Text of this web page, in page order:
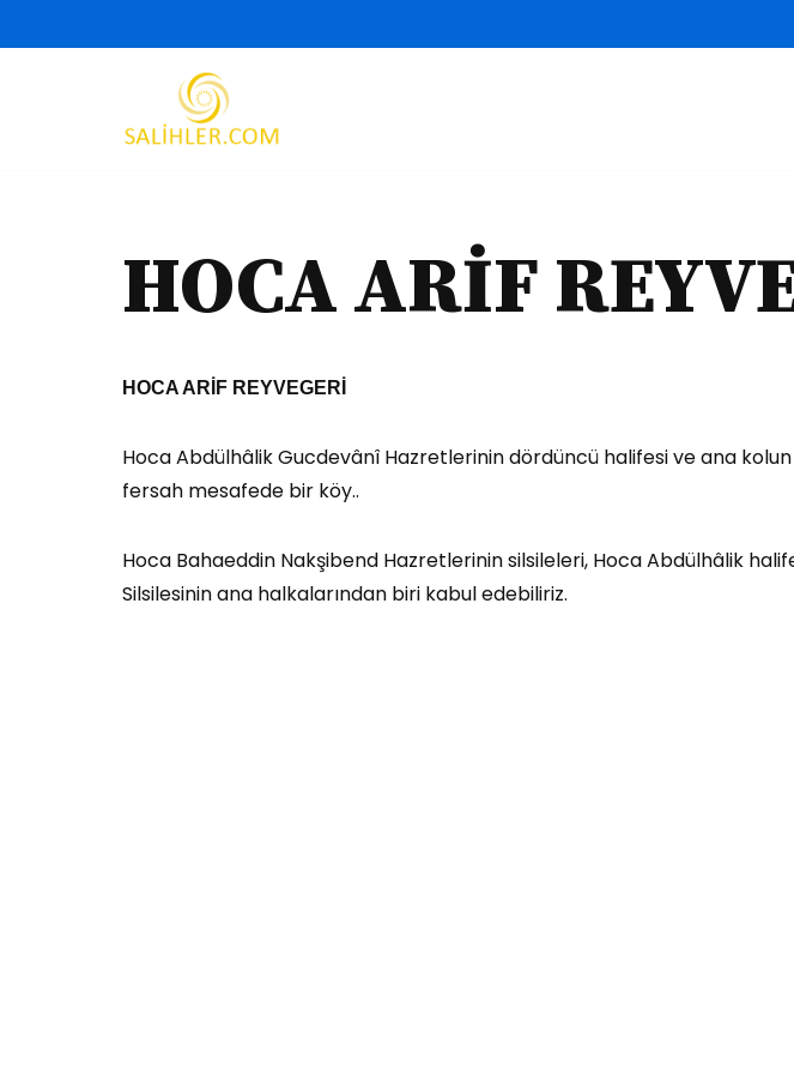
HOCA ARİF
HOCA ARİF REYVEGERİ
Hoca Abdülhâlik Gucdevânî Hazretlerinin dördüncü halife­si ve ana
fersah mesafede bir köy..
Hoca Bahaeddin Nakşibend Hazretlerinin silsileleri, Hoca Abdülhâlik
Silsilesinin ana halkalarından biri ka­bul edebiliriz.